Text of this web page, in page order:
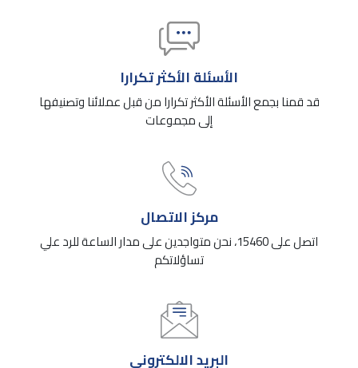
الأسئلة الأكثر تكرارا
قد قمنا بجمع الأسئلة الأكثر تكرارا من قبل عملائنا وتصنيفها
إلى مجموعات
مركز الاتصال
اتصل على 15460، نحن متواجدين على مدار الساعة للرد علي
تساؤلاتكم
البريد الالكتروني